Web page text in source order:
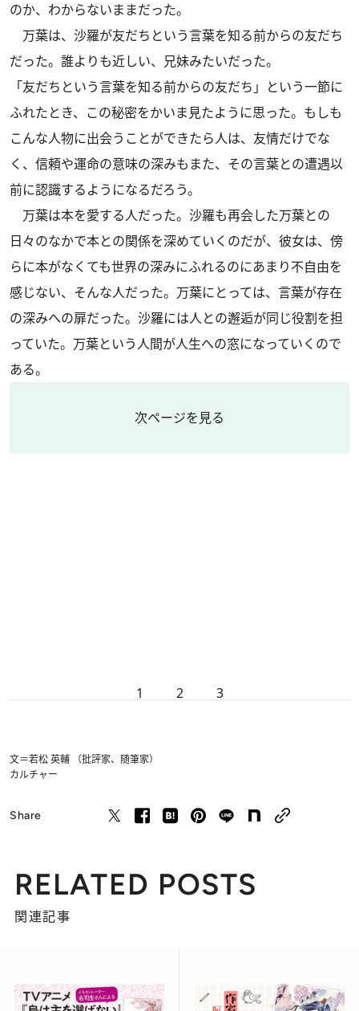
のか、わからないままだった。
万葉は、沙羅が友だちという言葉を知る前からの友だち
だった。誰よりも近しい、兄妹みたいだった。
「友だちという言葉を知る前からの友だち」という一節に
ふれたとき、この秘密をかいま見たように思った。もしも
こんな人物に出会うことができたら人は、友情だけでな
く、信頼や運命の意味の深みもまた、その言葉との遭遇以
前に認識するようになるだろう。
万葉は本を愛する人だった。沙羅も再会した万葉との
日々のなかで本との関係を深めていくのだが、彼女は、傍
らに本がなくても世界の深みにふれるのにあまり不自由を
感じない、そんな人だった。万葉にとっては、言葉が存在
の深みへの扉だった。沙羅には人との邂逅が同じ役割を担
っていた。万葉という人間が人生への窓になっていくので
ある。
次ページを見る
1 2 3
文＝若松 英輔 （批評家、随筆家）
カルチャー
Share
RELATED POSTS
関連記事